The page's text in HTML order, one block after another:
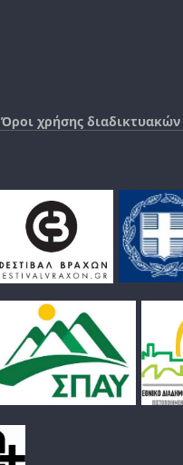
Όροι χρήσης